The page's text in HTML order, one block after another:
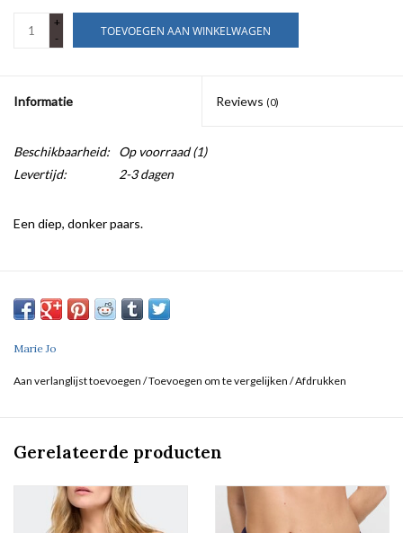
+
-
TOEVOEGEN AAN WINKELWAGEN
Informatie Reviews (0)
Beschikbaarheid: Op voorraad(1)
Levertijd:
2-3 dagen
Een diep, donker paars.
Marie Jo
Aan verlanglijst toevoegen /Toevoegen om te vergelijken /Afdrukken
Gerelateerde producten